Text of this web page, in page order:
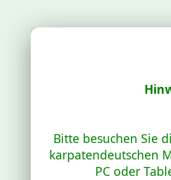
Bitte besuchen Sie
karpatendeutschen
PC oder